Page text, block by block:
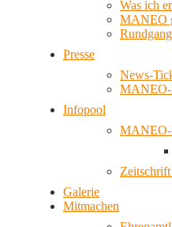
Was ich
MANEO
Presse
News-
MANEO-
Infopool
MANEO-
Galerie
Mitmachen